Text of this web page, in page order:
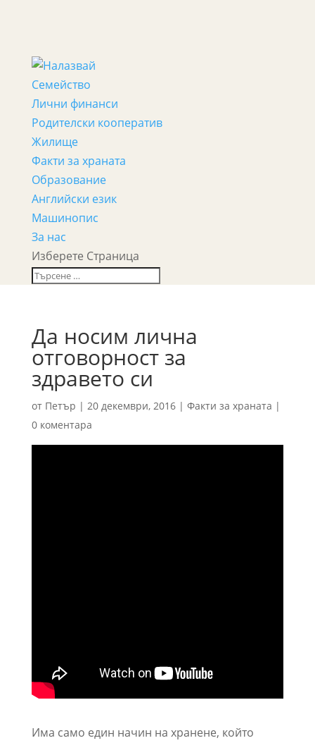
Семейство
Лични финанси
Родителски кооператив
Жилище
Факти за храната
Образование
Английски език
Машинопис
За нас
Изберете Страница
Да носим лична
отговорност за
здравето си
от Петър | 20 декември, 2016| Факти за храната |
0 коментара
Има само един начин на хранене, който